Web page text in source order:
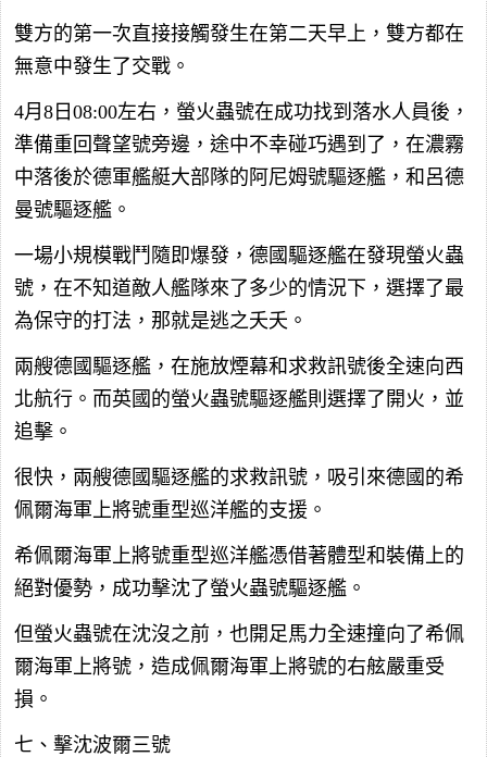
雙方的第一次直接接觸發生在第二天早上，雙方都在
無意中發生了交戰。
4月8日08:00左右，螢火蟲號在成功找到落水人員後，
準備重回聲望號旁邊，途中不幸碰巧遇到了，在濃霧
中落後於德軍艦艇大部隊的阿尼姆號驅逐艦，和呂德
曼號驅逐艦。
一場小規模戰鬥隨即爆發，德國驅逐艦在發現螢火蟲
號，在不知道敵人艦隊來了多少的情況下，選擇了最
為保守的打法，那就是逃之夭夭。
兩艘德國驅逐艦，在施放煙幕和求救訊號後全速向西
北航行。而英國的螢火蟲號驅逐艦則選擇了開火，並
追擊。
很快，兩艘德國驅逐艦的求救訊號，吸引來德國的希
佩爾海軍上將號重型巡洋艦的支援。
希佩爾海軍上將號重型巡洋艦憑借著體型和裝備上的
絕對優勢，成功擊沈了螢火蟲號驅逐艦。
但螢火蟲號在沈沒之前，也開足馬力全速撞向了希佩
爾海軍上將號，造成佩爾海軍上將號的右舷嚴重受
損。
七、擊沈波爾三號